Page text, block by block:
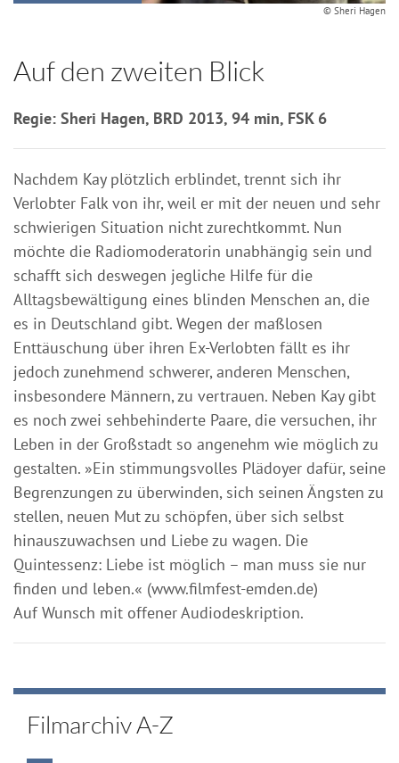
© Sheri Hagen
Auf den zweiten Blick
Regie: Sheri Hagen, BRD 2013, 94 min, FSK 6
Nachdem Kay plötzlich erblindet, trennt sich ihr
Verlobter Falk von ihr, weil er mit der neuen und sehr
schwierigen Situation nicht zurechtkommt. Nun
möchte die Radiomoderatorin unabhängig sein und
schafft sich deswegen jegliche Hilfe für die
Alltagsbewältigung eines blinden Menschen an, die
es in Deutschland gibt. Wegen der maßlosen
Enttäuschung über ihren Ex-Verlobten fällt es ihr
jedoch zunehmend schwerer, anderen Menschen,
insbesondere Männern, zu vertrauen. Neben Kay gibt
es noch zwei sehbehinderte Paare, die versuchen, ihr
Leben in der Großstadt so angenehm wie möglich zu
gestalten. »Ein stimmungsvolles Plädoyer dafür, seine
Begrenzungen zu überwinden, sich seinen Ängsten zu
stellen, neuen Mut zu schöpfen, über sich selbst
hinauszuwachsen und Liebe zu wagen. Die
Quintessenz: Liebe ist möglich – man muss sie nur
finden und leben.« (www.filmfest-emden.de)
Auf Wunsch mit offener Audiodeskription.
Filmarchiv A-Z